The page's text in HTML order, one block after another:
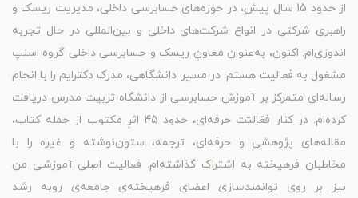
از حدود 15 سال پیش، در حوزه‌های حسابرسی داخلی، مدیریت ریسک و
راهبری شرکتی در انواع شرکت‌های داخلی و بین‌المللی در حال تجربه
اندوزی‌ام. اکنون، به‌عنوان معاونِ ریسک و حسابرسی داخلی گروه اسنپ
مشغول به فعالیت هستم. در مسیر دانشگاهی، مدرک دکترایم را با انجام
رساله‌ای متمرکز بر آموزشِ حسابرسی از دانشگاه تربیت مدرس دریافت
کرده‌ام. در کنار فعّالیّت حرفه‌ای، حدود 45 اثرِ مکتوب از جمله کتاب،
مقاله‌های پژوهشی و حرفه‌ای، ترجمه، ستون‌نوشته و غیره را با
مخاطبان فرهیخته به اشتراک گذاشته‌ام. فعالیت اصلی آموزشی من
نیز بر روی توانمندسازی اعضای فرهیخته‌ی جامعه‌ی روبه رشد